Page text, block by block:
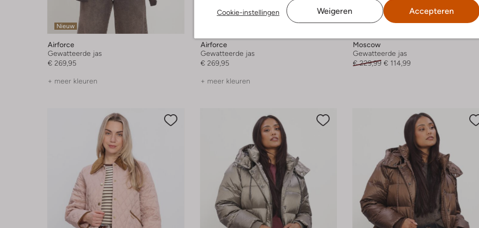
Cookie-instellingen Weigeren Accepteren
Nieuw
Airforce
Gewatteerde jas
€ 269,95
+ meer kleuren
Airforce
Gewatteerde jas
€ 269,95
+ meer kleuren
Laatste maten
Moscow
Gewatteerde jas
€ 229,99 € 114,99